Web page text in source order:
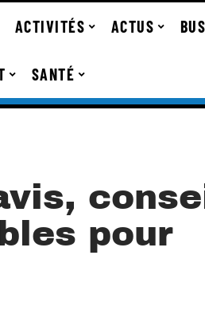
ACTIVITÉS ACTUS
SANTÉ
pour